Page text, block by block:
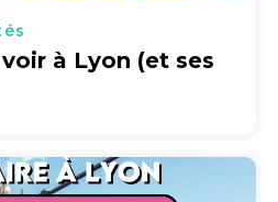
à Lyon (et ses